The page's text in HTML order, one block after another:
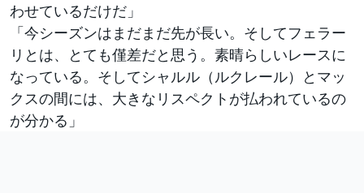
わせているだけだ」
「今シーズンはまだまだ先が長い。そしてフェラー
リとは、とても僅差だと思う。素晴らしいレースに
なっている。そしてシャルル（ルクレール）とマッ
クスの間には、大きなリスペクトが払われているの
が分かる」